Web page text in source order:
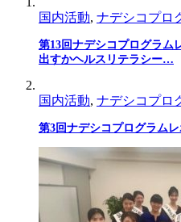
国内活動, ナデシコプロ
第13回ナデシコプログラム
出すかヘルスリテラシー…
国内活動, ナデシコプロ
第3回ナデシコプログラム